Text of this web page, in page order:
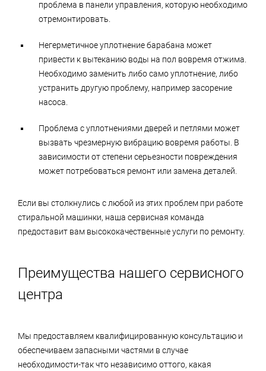
проблема в панели управления, которую необходимо
отремонтировать.
Негерметичное уплотнение барабана может
привести к вытеканию воды на пол вовремя отжима.
Необходимо заменить либо само уплотнение, либо
устранить другую проблему, например засорение
насоса.
Проблема с уплотнениями дверей и петлями может
вызвать чрезмерную вибрацию вовремя работы. В
зависимости от степени серьезности повреждения
может потребоваться ремонт или замена деталей.
Если вы столкнулись с любой из этих проблем при работе
стиральной машинки, наша сервисная команда
предоставит вам высококачественные услуги по ремонту.
Преимущества нашего сервисного
центра
Мы предоставляем квалифицированную консультацию и
обеспечиваем запасными частями в случае
необходимости-так что независимо оттого, какая